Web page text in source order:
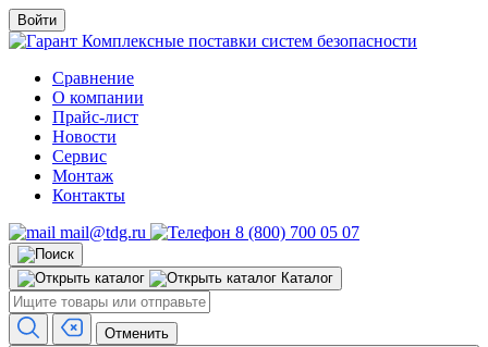
Войти
Комплексные поставки систем безопасности
Сравнение
О компании
Прайс-лист
Новости
Сервис
Монтаж
Контакты
mail@tdg.ru
8 (800) 700 05 07
Каталог
Отменить